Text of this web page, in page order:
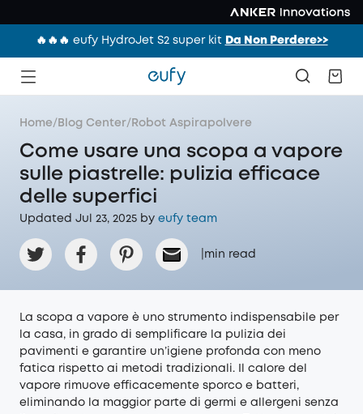
🔥🔥🔥 eufy HydroJet S2 super kit Da Non Perdere>>
Home/ Blog Center/ Robot Aspirapolvere
Come usare una scopa a vapore
sulle piastrelle: pulizia efficace
delle superfici
Updated Jul 23, 2025 by eufy team
min read
La scopa a vapore è uno strumento indispensabile per
la casa, in grado di semplificare la pulizia dei
pavimenti e garantire un’igiene profonda con meno
fatica rispetto ai metodi tradizionali. Il calore del
vapore rimuove efficacemente sporco e batteri,
eliminando la maggior parte di germi e allergeni senza